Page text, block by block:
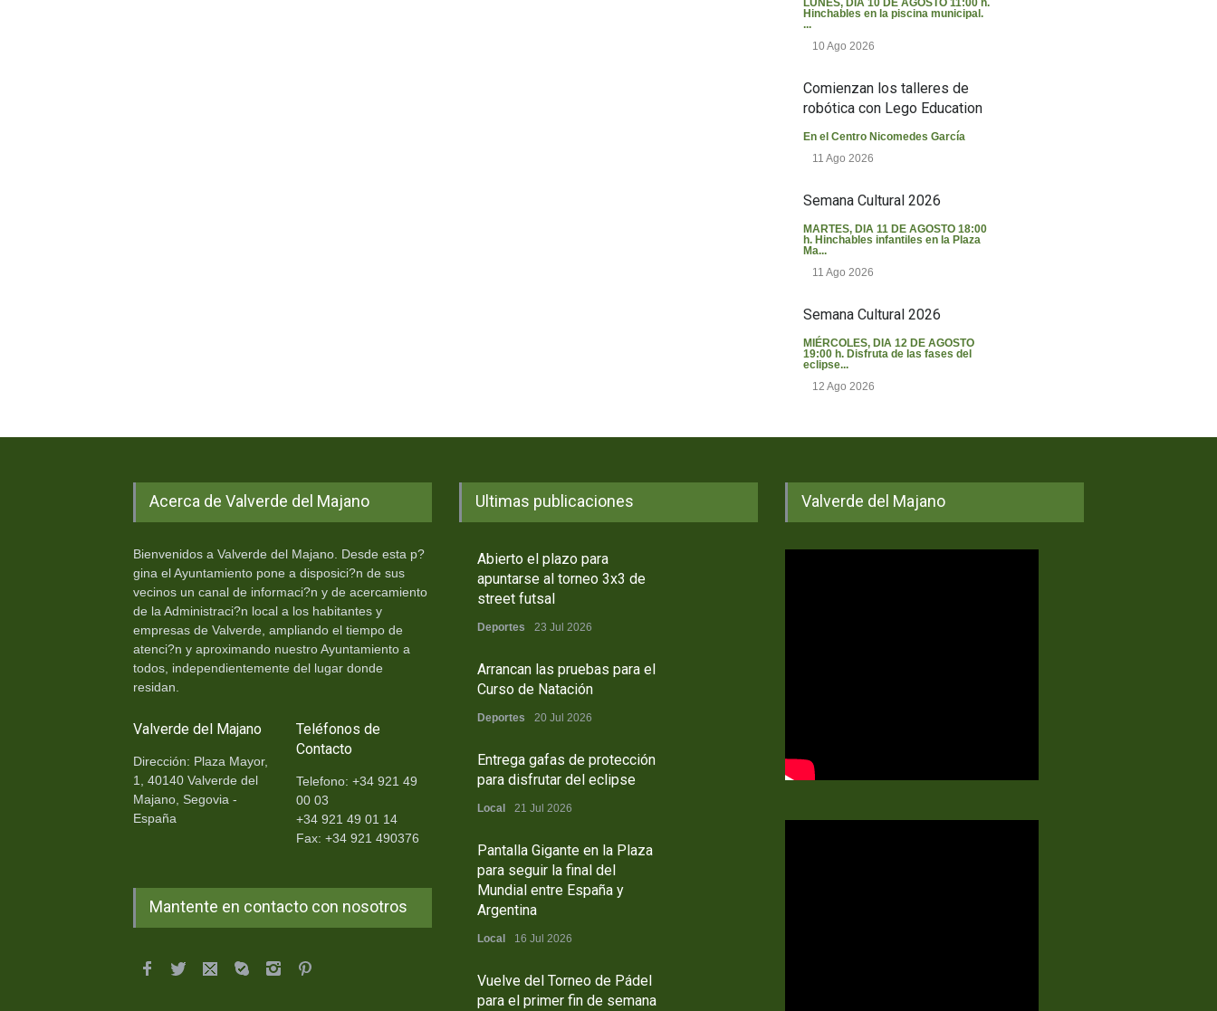
LUNES, DIA 10 DE AGOSTO 11:00 h.
Hinchables en la piscina municipal.
...
10 Ago 2026
Comienzan los talleres de
robótica con Lego Education
En el Centro Nicomedes García
11 Ago 2026
Semana Cultural 2026
MARTES, DIA 11 DE AGOSTO 18:00
h. Hinchables infantiles en la Plaza
Ma...
11 Ago 2026
Semana Cultural 2026
MIÉRCOLES, DIA 12 DE AGOSTO
19:00 h. Disfruta de las fases del
eclipse...
12 Ago 2026
Acerca de Valverde del Majano
Bienvenidos a Valverde del Majano. Desde esta p?
gina el Ayuntamiento pone a disposici?n de sus
vecinos un canal de informaci?n y de acercamiento
de la Administraci?n local a los habitantes y
empresas de Valverde, ampliando el tiempo de
atenci?n y aproximando nuestro Ayuntamiento a
todos, independientemente del lugar donde
residan.
Valverde del Majano
Dirección: Plaza Mayor,
1, 40140 Valverde del
Majano, Segovia -
España
Teléfonos de
Contacto
Telefono: +34 921 49
00 03
+34 921 49 01 14
Fax: +34 921 490376
Mantente en contacto con nosotros
Ultimas publicaciones
Abierto el plazo para
apuntarse al torneo 3x3 de
street futsal
Deportes 23 Jul 2026
Arrancan las pruebas para el
Curso de Natación
Deportes 20 Jul 2026
Entrega gafas de protección
para disfrutar del eclipse
Local 21 Jul 2026
Pantalla Gigante en la Plaza
para seguir la final del
Mundial entre España y
Argentina
Local 16 Jul 2026
Vuelve del Torneo de Pádel
para el primer fin de semana
Valverde del Majano